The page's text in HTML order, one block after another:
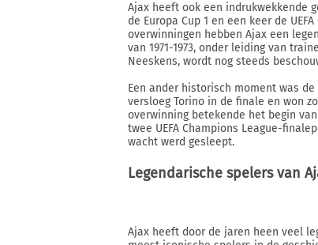
Ajax heeft ook een indrukwekkende
de Europa Cup 1 en een keer de
overwinningen hebben Ajax een
van 1971-1973, onder leiding van
Neeskens, wordt nog steeds
Een ander historisch moment was
versloeg Torino in de finale en won
overwinning betekende het begin
twee UEFA Champions League-
wacht werd gesleept.
Legendarische spelers van
Ajax heeft door de jaren heen veel